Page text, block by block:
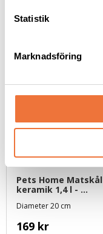
Statistik
Marknadsföring
Pets Home Matskål
keramik 1,4 l -
Diameter 20 cm
169 kr